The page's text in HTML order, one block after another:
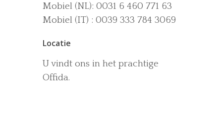
Mobiel (NL): 0031 6 460 771 63
Mobiel (IT) : 0039 333 784 3069
Locatie
U vindt ons in het prachtige
Offida.
Het zwembad
Omgeving